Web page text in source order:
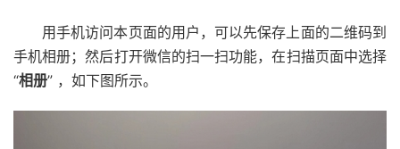
用手机访问本页面的用户，可以先保存上面的二维码到
手机相册；然后打开微信的扫一扫功能，在扫描页面中选择
“相册” ，如下图所示。